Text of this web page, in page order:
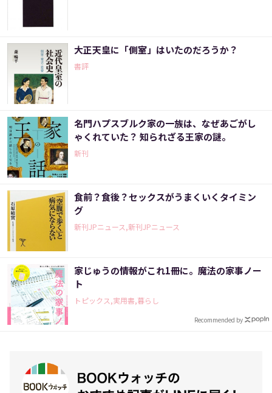
大正天皇に「側室」はいたのだろうか？
書評
名門ハプスブルク家の一族は、なぜあごがし
ゃくれていた？ 知られざる王家の謎。
新刊
食前？食後？セックスがうまくいくタイミン
グ
新刊JPニュース,新刊JPニュース
家じゅうの情報がこれ1冊に。魔法の家事ノー
ト
トピックス,実用書,暮らし
Recommended by